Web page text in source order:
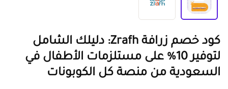
كود خصم زرافة Zrafh: دليلك الشامل
لتوفير 10% على مستلزمات الأطفال في
السعودية من منصة كل الكوبونات